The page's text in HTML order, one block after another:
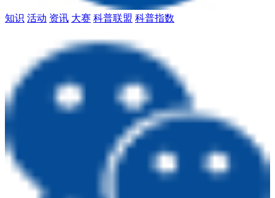
知识 活动 资讯 大赛 科普联盟 科普指数